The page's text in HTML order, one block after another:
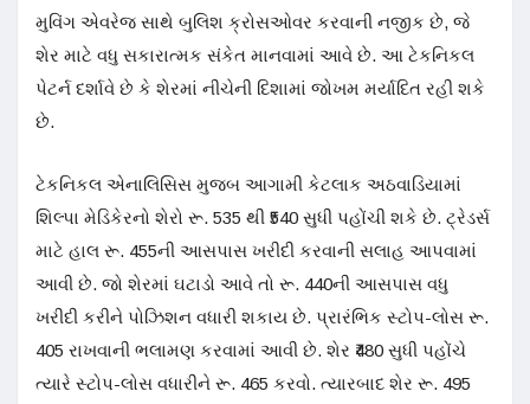
મુવિંગ એવરેજ સાથે બુલિશ ક્રોસઓવર કરવાની નજીક છે, જે
શેર માટે વધુ સકારાત્મક સંકેત માનવામાં આવે છે. આ ટેકનિકલ
પેટર્ન દર્શાવે છે કે શેરમાં નીચેની દિશામાં જોખમ મર્યાદિત રહી શકે
છે.
ટેકનિકલ એનાલિસિસ મુજબ આગામી કેટલાક અઠવાડિયામાં
શિલ્પા મેડિકેરનો શેરો રૂ. 535 થી ₹540 સુધી પહોંચી શકે છે. ટ્રેડર્સ
માટે હાલ રૂ. 455ની આસપાસ ખરીદી કરવાની સલાહ આપવામાં
આવી છે. જો શેરમાં ઘટાડો આવે તો રૂ. 440ની આસપાસ વધુ
ખરીદી કરીને પોઝિશન વધારી શકાય છે. પ્રારંભિક સ્ટોપ-લોસ રૂ.
405 રાખવાની ભલામણ કરવામાં આવી છે. શેર ₹480 સુધી પહોંચે
ત્યારે સ્ટોપ-લોસ વધારીને રૂ. 465 કરવો. ત્યારબાદ શેર રૂ. 495